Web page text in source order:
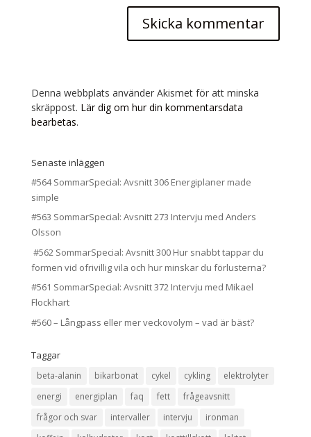
Denna webbplats använder Akismet för att minska
skräppost. Lär dig om hur din kommentarsdata
bearbetas.
Senaste inläggen
#564 SommarSpecial: Avsnitt 306 Energiplaner made
simple
#563 SommarSpecial: Avsnitt 273 Intervju med Anders
Olsson
#562 SommarSpecial: Avsnitt 300 Hur snabbt tappar du
formen vid ofrivillig vila och hur minskar du förlusterna?
#561 SommarSpecial: Avsnitt 372 Intervju med Mikael
Flockhart
#560 – Långpass eller mer veckovolym – vad är bäst?
Taggar
beta-alanin bikarbonat cykel cykling
elektrolyter
energi
energiplan faq fett
frågeavsnitt
frågor och svar
intervaller intervju
ironman